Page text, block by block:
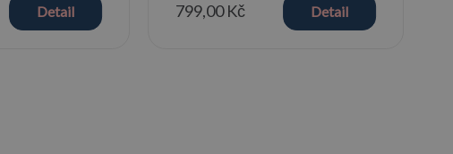
Detail 799,00 Kč Detail